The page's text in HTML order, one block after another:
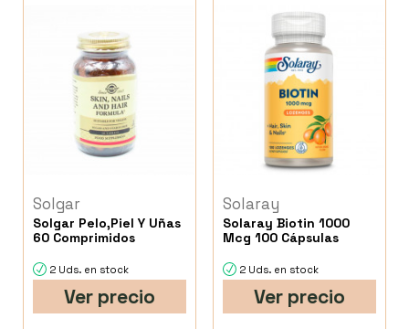
Solgar
Solgar Pelo,Piel Y Uñas
60 Comprimidos
2 Uds. en stock
Ver precio
Solaray
Solaray Biotin 1000
Mcg 100 Cápsulas
2 Uds. en stock
Ver precio